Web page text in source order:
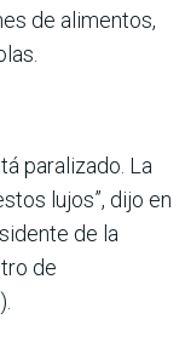
de alimentos,
paralizado. La
lujos”, dijo en
de la
de